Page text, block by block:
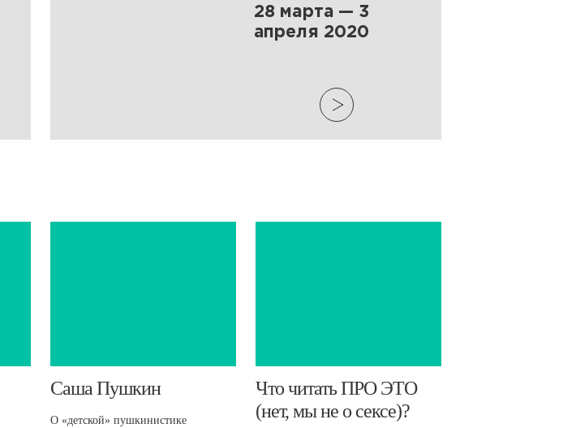
28 марта — 3
апреля 2020
​Саша Пушкин​
О «детской» пушкинистике
Что читать ПРО ЭТО
(нет, мы не о сексе)?